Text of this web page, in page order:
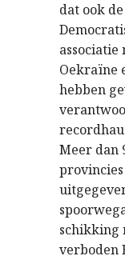
dat ook
associatie
Oekraïne
hebben
Meer dan
schikking
verboden